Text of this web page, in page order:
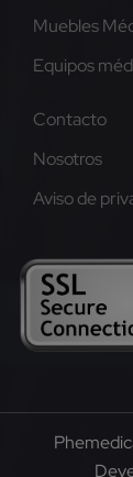
Muebles
Equipos
Contacto
Nosotros
Aviso de